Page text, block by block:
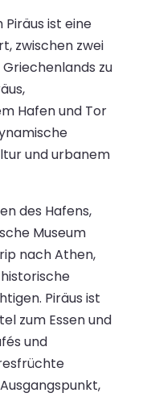
ist eine
zwischen zwei
zu
Hafen und Tor
und urbanem
des Hafens,
Museum
nach Athen,
Piräus ist
zum Essen und
und